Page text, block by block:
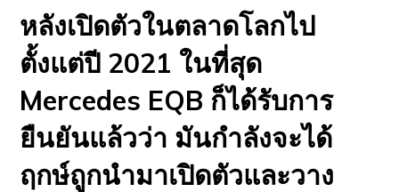
หลังเปิดตัวในตลาดโลกไป
ตั้งแต่ปี 2021 ในที่สุด
Mercedes EQB ก็ได้รับการ
ยืนยันแล้วว่า มันกำลังจะได้
ฤกษ์ถูกนำมาเปิดตัวและวาง